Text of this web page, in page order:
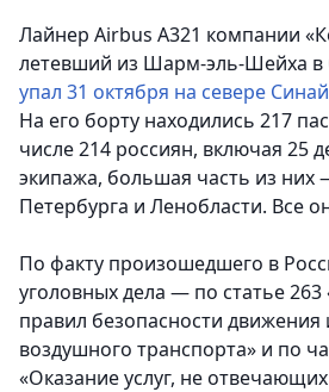
Лайнер Airbus A321 компании
летевший из Шарм-эль-Шейха в
упал 31 октября на севере
На его борту находились 217
числе 214 россиян, включая 25
экипажа, большая часть из них
Петербурга и Ленобласти. Все
По факту произошедшего в
уголовных дела — по статье
правил безопасности движения
воздушного транспорта» и по
«Оказание услуг, не